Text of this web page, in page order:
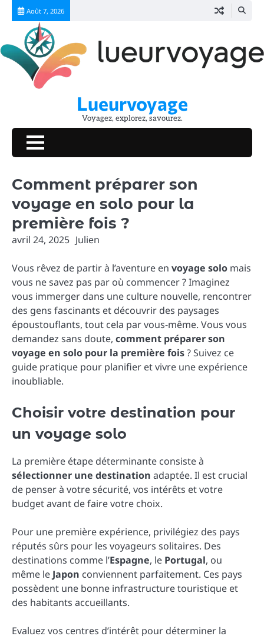
Skip
content
Août 7, 2026
Lueurvoyage
Voyagez, explorez, savourez.
Comment préparer son
voyage en solo pour la
première fois ?
avril 24, 2025 Julien
Vous rêvez de partir à l’aventure en voyage solo mais
vous ne savez pas par où commencer ? Imaginez
vous immerger dans une culture nouvelle, rencontrer
des gens fascinants et découvrir des paysages
époustouflants, tout cela par vous-même. Vous vous
demandez sans doute, comment préparer son
voyage en solo pour la première fois? Suivez ce
guide pratique pour planifier et vivre une expérience
inoubliable.
Choisir votre destination pour
un voyage solo
La première étape déterminante consiste à
sélectionner une destination adaptée. Il est crucial
de penser à votre sécurité, vos intérêts et votre
budget avant de faire votre choix.
Pour une première expérience, privilégiez des pays
réputés sûrs pour les voyageurs solitaires. Des
destinations comme l’Espagne, le Portugal, ou
même le Japon conviennent parfaitement. Ces pays
possèdent une bonne infrastructure touristique et
des habitants accueillants.
Evaluez vos centres d’intérêt pour déterminer la